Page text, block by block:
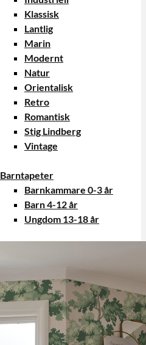
Klassisk
Lantlig
Marin
Modernt
Natur
Orientalisk
Retro
Romantisk
Stig Lindberg
Vintage
Barntapeter
Barnkammare 0-3 år
Barn 4-12 år
Ungdom 13-18 år